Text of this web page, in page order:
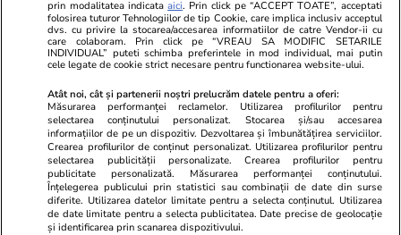
ZiaruldeIasi.ro
Proiectul imobiliar pregătit lângă
Lidl Moara de Foc este scos la
vânzare. Dezvoltatorul este
asociat în piață cu un alt proiect
de anvergură
Fanatik.ro
Ce mesaj
Leo Messi
finala
alături o
Antonela…”
ULTIMELE ȘTIRI
prin modalitatea indicataaici. Prin click pe “ACCEPT TOATE”, acceptati
folosirea tuturor Tehnologiilor de tip Cookie, care implica inclusiv acceptul
dvs. cu privire la stocarea/accesarea informatiilor de catre Vendor-ii cu
care colaboram. Prin click pe “VREAU SA MODIFIC SETARILE
INDIVIDUAL” puteti schimba preferintele in mod individual, mai putin
cele legate de cookie strict necesare pentru functionarea website-ului.
Atât noi, cât și partenerii noștri prelucrăm datele pentru a oferi:
Măsurarea performanței reclamelor. Utilizarea profilurilor pentru
selectarea conținutului personalizat. Stocarea și/sau accesarea
informațiilor de pe un dispozitiv. Dezvoltarea și îmbunătățirea serviciilor.
Crearea profilurilor de conținut personalizat. Utilizarea profilurilor pentru
selectarea publicității personalizate. Crearea profilurilor pentru
publicitate personalizată. Măsurarea performanței conținutului.
Înțelegerea publicului prin statistici sau combinații de date din surse
diferite. Utilizarea datelor limitate pentru a selecta conținutul. Utilizarea
de date limitate pentru a selecta publicitatea. Date precise de geolocație
și identificarea prin scanarea dispozitivului.